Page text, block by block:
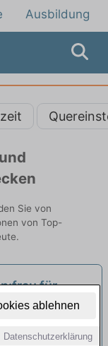
ablehnen
Datenschutzerklärung
Ausbildung
Sie von
von Top-
für
d) ab 2027